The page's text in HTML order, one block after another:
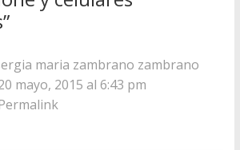
”
maria zambrano zambrano
mayo, 2015 al 6:43 pm